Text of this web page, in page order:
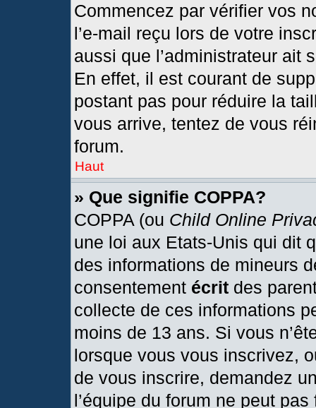
Commencez par vérifier vos
l’e-mail reçu lors de votre
aussi que l’administrateur ait
En effet, il est courant de
postant pas pour réduire la
vous arrive, tentez de vous
forum.
Haut
» Que signifie COPPA?
COPPA (ou Child Online
une loi aux Etats-Unis qui dit
des informations de mineurs
consentement écrit des
collecte de ces informations
moins de 13 ans. Si vous
lorsque vous vous inscrivez,
de vous inscrire, demandez
l’équipe du forum ne peut